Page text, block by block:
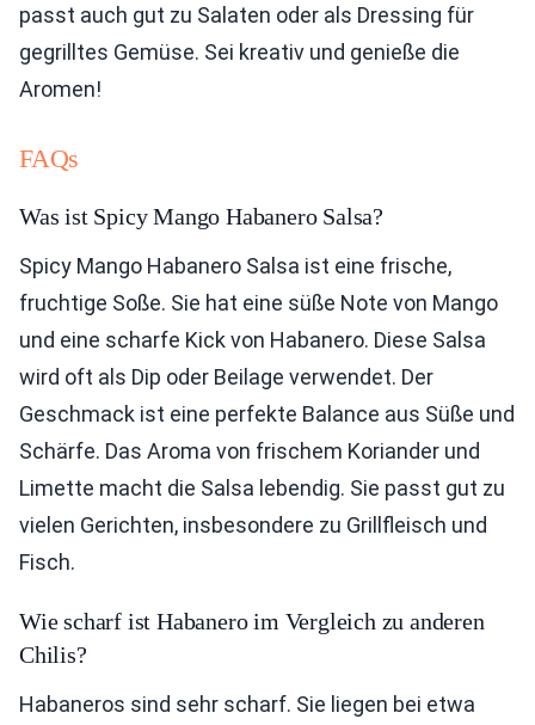
passt auch gut zu Salaten oder als Dressing für
gegrilltes Gemüse. Sei kreativ und genieße die
Aromen!
FAQs
Was ist Spicy Mango Habanero Salsa?
Spicy Mango Habanero Salsa ist eine frische,
fruchtige Soße. Sie hat eine süße Note von Mango
und eine scharfe Kick von Habanero. Diese Salsa
wird oft als Dip oder Beilage verwendet. Der
Geschmack ist eine perfekte Balance aus Süße und
Schärfe. Das Aroma von frischem Koriander und
Limette macht die Salsa lebendig. Sie passt gut zu
vielen Gerichten, insbesondere zu Grillfleisch und
Fisch.
Wie scharf ist Habanero im Vergleich zu anderen
Chilis?
Habaneros sind sehr scharf. Sie liegen bei etwa